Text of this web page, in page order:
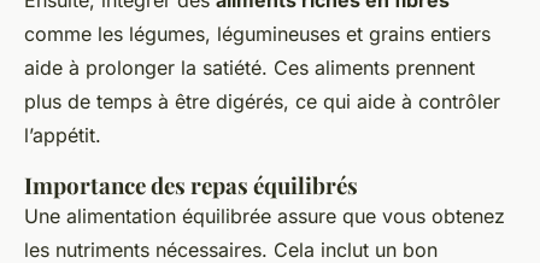
comme les légumes, légumineuses et grains entiers
aide à prolonger la satiété. Ces aliments prennent
plus de temps à être digérés, ce qui aide à contrôler
l’appétit.
Importance des repas équilibrés
Une alimentation équilibrée assure que vous obtenez
les nutriments nécessaires. Cela inclut un bon